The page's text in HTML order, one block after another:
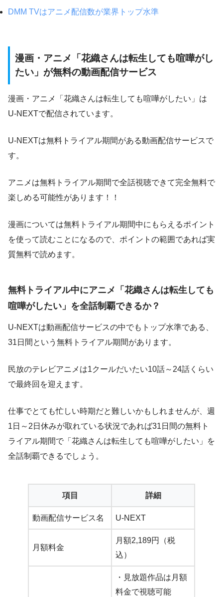
DMM TVはアニメ配信数が業界トップ水準
漫画・アニメ「花織さんは転生しても喧嘩がし
たい」が無料の動画配信サービス
漫画・アニメ「花織さんは転生しても喧嘩がしたい」は
U-NEXTで配信されています。
U-NEXTは無料トライアル期間がある動画配信サービスで
す。
アニメは無料トライアル期間で全話視聴できて完全無料で
楽しめる可能性があります！！
漫画については無料トライアル期間中にもらえるポイント
を使って読むことになるので、ポイントの範囲であれば実
質無料で読めます。
無料トライアル中にアニメ「花織さんは転生しても
喧嘩がしたい」を全話制覇できるか？
U-NEXTは動画配信サービスの中でもトップ水準である、
31日間という無料トライアル期間があります。
民放のテレビアニメは1クールだいたい10話～24話くらい
で最終回を迎えます。
仕事でとても忙しい時期だと難しいかもしれませんが、週
1日～2日休みが取れている状況であれば31日間の無料ト
ライアル期間で「花織さんは転生しても喧嘩がしたい」を
全話制覇できるでしょう。
項目 詳細
動画配信サービス名 U-NEXT
月額料金
月額2,189円（税
込）
・見放題作品は月額
料金で視聴可能